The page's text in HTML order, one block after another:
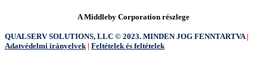
A Middleby Corporation részlege
QUALSERV SOLUTIONS, LLC © 2023. MINDEN JOG FENNTARTVA|
Adatvédelmi irányelvek | Feltételek és feltételek